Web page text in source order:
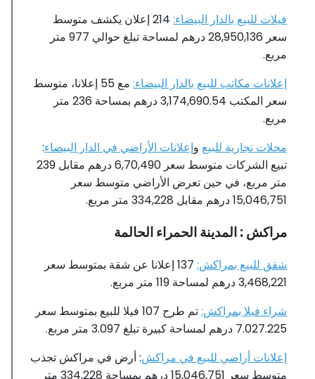
فيلات للبيع بالدار البيضاء:
214 إعلان يكشف متوسط ​​
سعر 28,950,136 درهم لمساحة تبلغ حوالي 977 متر
مربع.
إعلانات مكاتب للبيع بالدار البيضاء:
مع 55 إعلانا، متوسط ​​
سعر المكتب 3,174,690.54 درهم بمساحة 236 متر
مربع.
محلات تجارية للبيع وإعلانات الأراضي في الدار البيضاء:
تبيع الشركات متوسط ​​سعر 6,70,490 درهم مقابل 239
متر مربع، في حين تعرض الأراضي متوسط ​​سعر
15,046,751 درهم مقابل 334,228 متر مربع.
مراكش : المدينة الحمراء الحالمة
شقق للبيع بمراكش:
137 إعلانا عن شقة بمتوسط ​​سعر
3,468,221 درهم لمساحة 119 متر مربع.
شراء فيلا بمراكش:
تم طرح 107 فيلا للبيع بمتوسط ​​سعر
7.027.225 درهم لمساحة كبيرة تبلغ 3.097 متر مربع.
إعلانات أراضي للبيع في مراكش: أرض في مراكش تجذب
متوسط ​​سعر 15,046,751 درهم بمساحة 334,228 متر